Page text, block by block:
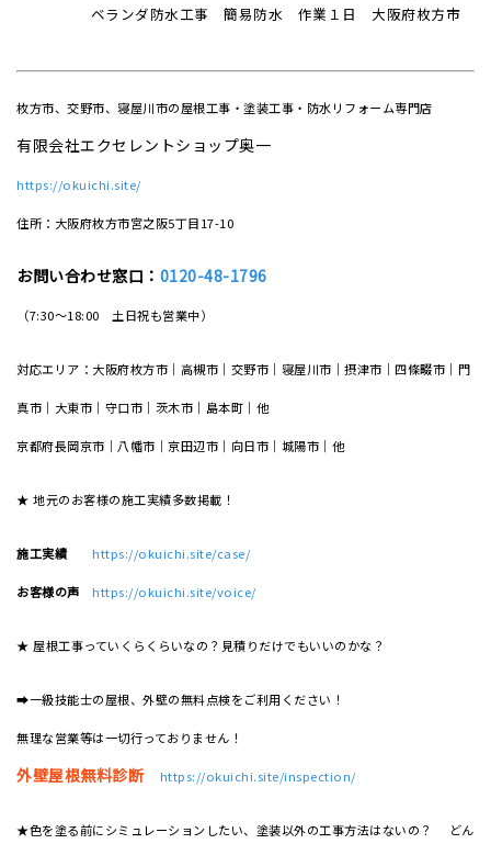
ベランダ防水工事 簡易防水 作業１日 大阪府枚方市
枚方市、交野市、寝屋川市の屋根工事・塗装工事・防水リフォーム専門店
有限会社エクセレントショップ奥一
https://okuichi.site/
住所：大阪府枚方市宮之阪5丁目17-10
お問い合わせ窓口： 0120-48-1796
（7:30～18:00 土日祝も営業中）
対応エリア：大阪府枚方市｜高槻市｜交野市｜寝屋川市｜摂津市｜四條畷市｜門
真市｜大東市｜守口市｜茨木市｜島本町｜他
京都府長岡京市｜八幡市｜京田辺市｜向日市｜城陽市｜他
★ 地元のお客様の施工実績多数掲載！
施工実績 https://okuichi.site/case/
お客様の声 https://okuichi.site/voice/
★ 屋根工事っていくらくらいなの？見積りだけでもいいのかな？
➡一級技能士の屋根、外壁の無料点検をご利用ください！
無理な営業等は一切行っておりません！
外壁屋根無料診断 https://okuichi.site/inspection/
★色を塗る前にシミュレーションしたい、塗装以外の工事方法はないの？ どん